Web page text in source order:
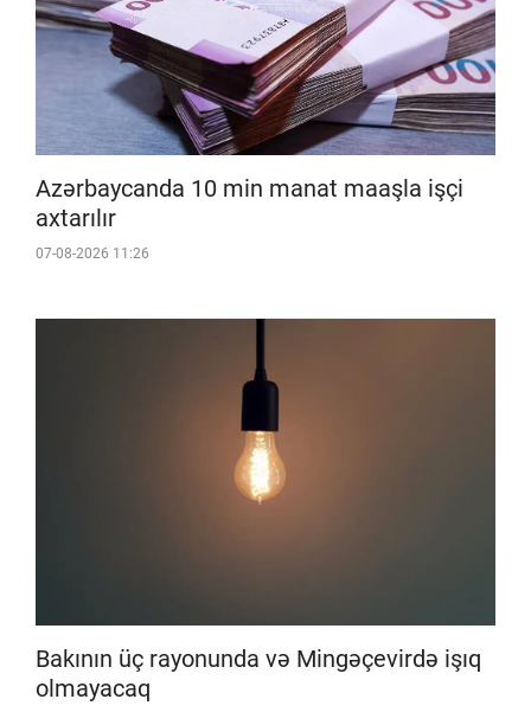
Azərbaycanda 10 min manat maaşla işçi
axtarılır
07-08-2026 11:26
Bakının üç rayonunda və Mingəçevirdə işıq
olmayacaq